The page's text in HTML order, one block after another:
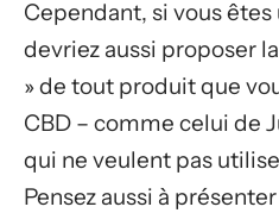
Cependant, si vous
devriez aussi proposer
» de tout produit que
CBD – comme celui de
qui ne veulent pas
Pensez aussi à